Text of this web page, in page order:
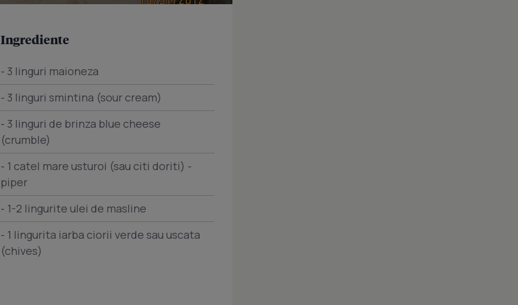
Ingrediente
- 3 linguri maioneza
- 3 linguri smintina (sour cream)
- 3 linguri de brinza blue cheese
(crumble)
- 1 catel mare usturoi (sau citi doriti) -
piper
- 1-2 lingurite ulei de masline
- 1 lingurita iarba ciorii verde sau uscata
(chives)